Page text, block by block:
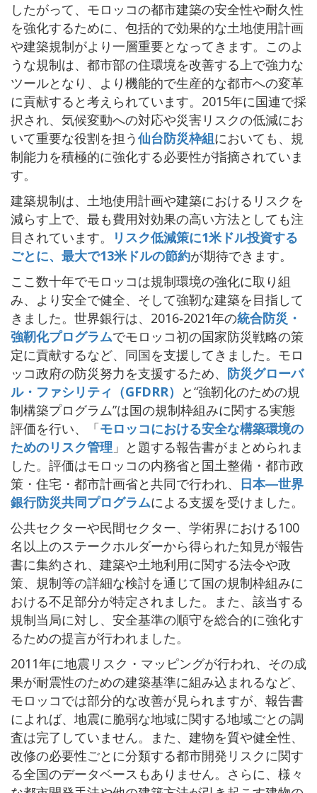
したがって、モロッコの都市建築の安全性や耐久性
を強化するために、包括的で効果的な土地使用計画
や建築規制がより一層重要となってきます。このよ
うな規制は、都市部の住環境を改善する上で強力な
ツールとなり、より機能的で生産的な都市への変革
に貢献すると考えられています。2015年に国連で採
択され、気候変動への対応や災害リスクの低減にお
いて重要な役割を担う仙台防災枠組においても、規
制能力を積極的に強化する必要性が指摘されていま
す。
建築規制は、土地使用計画や建築におけるリスクを
減らす上で、最も費用対効果の高い方法としても注
目されています。
リスク低減策に1米ドル投資する
ごとに、最大で13米ドルの節約が期待できます。
ここ数十年でモロッコは規制環境の強化に取り組
み、より安全で健全、そして強靭な建築を目指して
きました。世界銀行は、2016‐2021年の統合防災・
強靭化プログラムでモロッコ初の国家防災戦略の策
定に貢献するなど、同国を支援してきました。モロ
ッコ政府の防災努力を支援するため、 防災グローバ
ル・ファシリティ（GFDRR） と“強靭化のための規
制構築プログラム”は国の規制枠組みに関する実態
評価を行い、「モロッコにおける安全な構築環境の
ためのリスク管理 」と題する報告書がまとめられま
した。評価はモロッコの内務省と国土整備・都市政
策・住宅・都市計画省と共同で行われ、 日本―世界
銀行防災共同プログラムによる支援を受けました。
公共セクターや民間セクター、学術界における100
名以上のステークホルダーから得られた知見が報告
書に集約され、建築や土地利用に関する法令や政
策、規制等の詳細な検討を通じて国の規制枠組みに
おける不足部分が特定されました。また、該当する
規制当局に対し、安全基準の順守を総合的に強化す
るための提言が行われました。
2011年に地震リスク・マッピングが行われ、その成
果が耐震性のための建築基準に組み込まれるなど、
モロッコでは部分的な改善が見られますが、報告書
によれば、地震に脆弱な地域に関する地域ごとの調
査は完了していません。また、建物を質や健全性、
改修の必要性ごとに分類する都市開発リスクに関す
る全国のデータベースもありません。さらに、様々